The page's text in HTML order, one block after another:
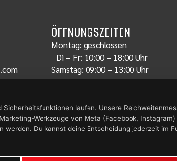
ÖFFNUNGSZEITEN
Montag: geschlossen
Di – Fr: 10:00 – 18:00 Uhr
Samstag: 09:00 – 13:00 Uhr
laufen. Unsere
Werkzeuge von Meta (Facebook,
Du kannst deine Entscheidung jederzeit im